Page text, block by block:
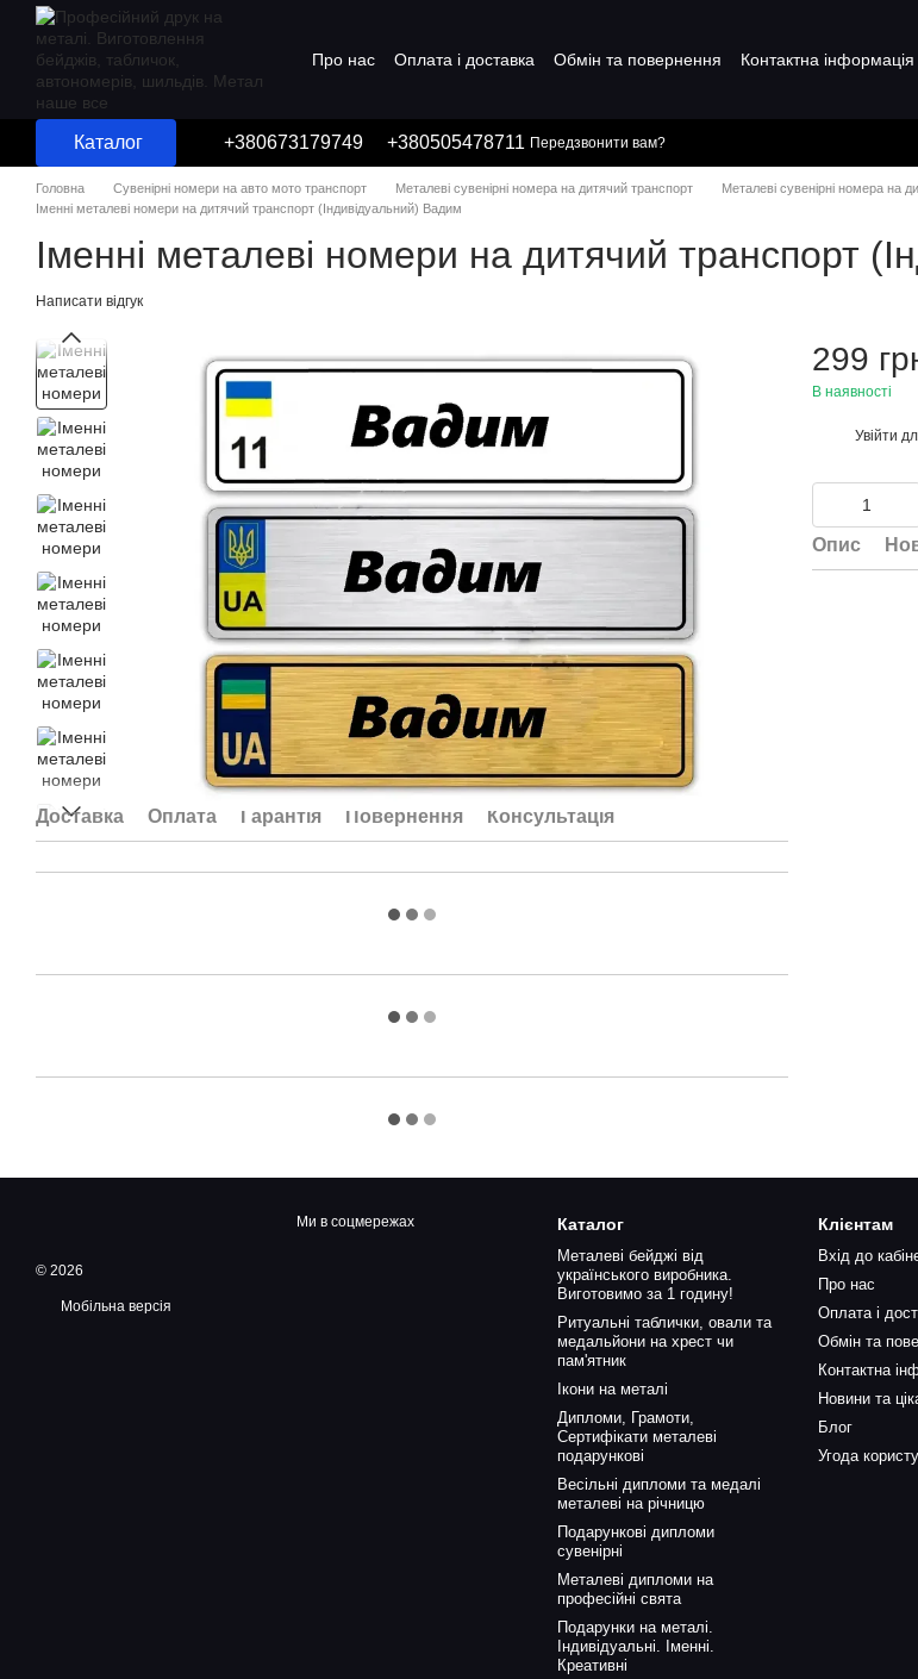
Перейти до основного контенту
Про нас Оплата і доставка Обмін та повернення Контактна інформація
Каталог +380673179749 +380505478711 Передзвонити вам?
Головна Сувенірні номери на авто мото транспорт Металеві сувенірні номера на дитячий транспорт
Металеві сувенірні номера на
Іменні металеві номери на дитячий транспорт (Індивідуальний) Вадим
Іменні металеві номери на дитячий транспорт
Написати відгук
Доставка Оплата Гарантія Повернення Консультація
299
В наявності
Увійти
Опис
© 2026
Мобільна версія
Ми в соцмережах Каталог
Металеві бейджі від
українського виробника.
Виготовимо за 1 годину!
Ритуальні таблички, овали та
медальйони на хрест чи
пам'ятник
Ікони на металі
Дипломи, Грамоти,
Сертифікати металеві
подарункові
Весільні дипломи та медалі
металеві на річницю
Подарункові дипломи
сувенірні
Металеві дипломи на
професійні свята
Подарунки на металі.
Індивідуальні. Іменні.
Креативні
Клієнтам
Вхід до
Про нас
Оплата і
Обмін та
Контактна
Новини та
Блог
Угода